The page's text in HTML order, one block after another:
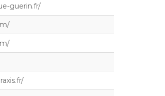
guerin.fr/